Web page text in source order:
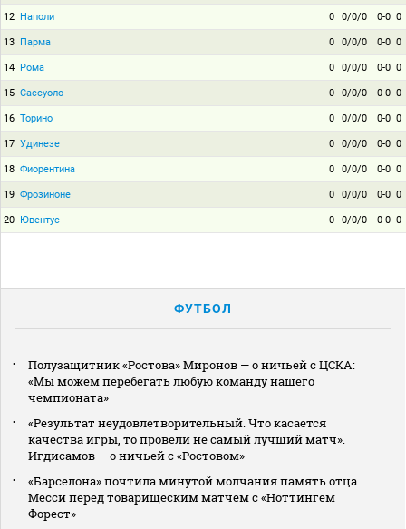
12 Наполи 0 0/0/0 0-0 0
13 Парма 0 0/0/0 0-0 0
14 Рома 0 0/0/0 0-0 0
15 Сассуоло 0 0/0/0 0-0 0
16 Торино 0 0/0/0 0-0 0
17 Удинезе 0 0/0/0 0-0 0
18 Фиорентина 0 0/0/0 0-0 0
19 Фрозиноне 0 0/0/0 0-0 0
20 Ювентус 0 0/0/0 0-0 0
ФУТБОЛ
Полузащитник «Ростова» Миронов — о ничьей с ЦСКА:
«Мы можем перебегать любую команду нашего
чемпионата»
«Результат неудовлетворительный. Что касается
качества игры, то провели не самый лучший матч».
Игдисамов — о ничьей с «Ростовом»
«Барселона» почтила минутой молчания память отца
Месси перед товарищеским матчем с «Ноттингем
Форест»